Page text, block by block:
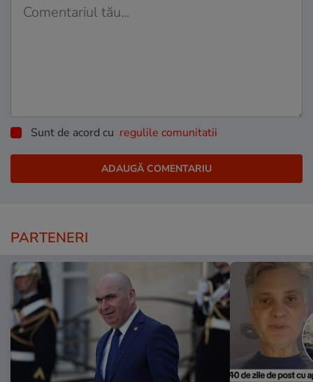
Sunt de acord cu regulile comunitatii
PARTENERI